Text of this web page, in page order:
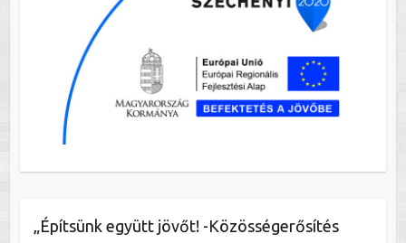
„Építsünk együtt jövőt! -Közösségerősítés